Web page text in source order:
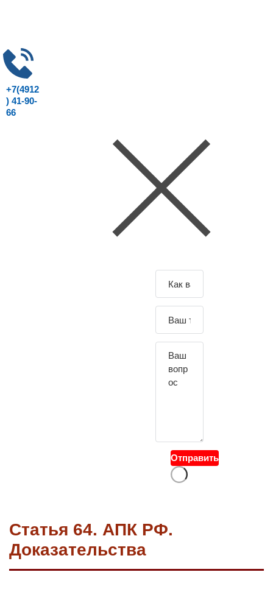
+7(4912
) 41-90-
66
Отправить
Статья 64. АПК РФ.
Доказательства